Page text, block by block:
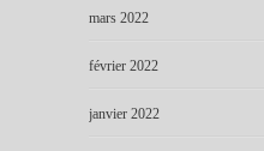
mars 2022
février 2022
janvier 2022